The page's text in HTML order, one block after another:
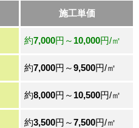
施工単価
約7,000円～ 10,000円/㎡
約7,000円～9,500円/㎡
約8,000円～ 10,500円/㎡
約3,500円～7,500円/㎡